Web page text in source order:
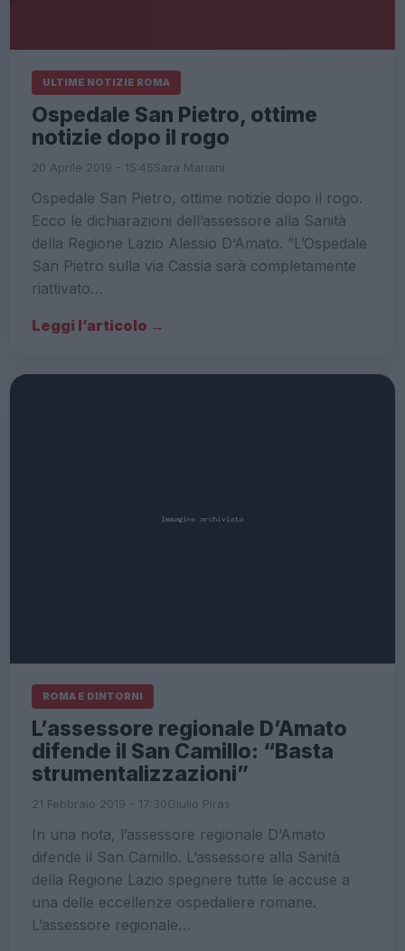
ULTIME NOTIZIE ROMA
Ospedale San Pietro, ottime
notizie dopo il rogo
20 Aprile 2019 - 15:45Sara Mariani
Ospedale San Pietro, ottime notizie dopo il rogo.
Ecco le dichiarazioni dell’assessore alla Sanità
della Regione Lazio Alessio D’Amato. ”L’Ospedale
San Pietro sulla via Cassia sarà completamente
riattivato…
Leggi l’articolo →
ROMA E DINTORNI
L’assessore regionale D’Amato
difende il San Camillo: “Basta
strumentalizzazioni”
21 Febbraio 2019 - 17:30Giulio Piras
In una nota, l’assessore regionale D’Amato
difende il San Camillo. L’assessore alla Sanità
della Regione Lazio spegnere tutte le accuse a
una delle eccellenze ospedaliere romane.
L’assessore regionale…